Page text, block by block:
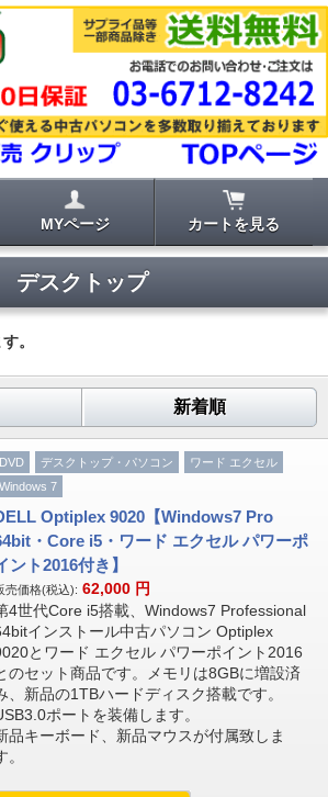
MYページ カートを見る
デスクトップ
。
新着順
DVD デスクトップ・パソコン
ワード エクセル
Windows 7
Optiplex 9020【Windows7 Pro
・Core i5・ワード エクセル パワーポ
ント2016付き】
売価格(税込): 62,000 円
4世代Core i5搭載、Windows7 Professional
インストール中古パソコン Optiplex
とワード エクセル パワーポイント2016
のセット商品です。メモリは8GBに増設済
、新品の1TBハードディスク搭載です。
ポートを装備します。
品キーボード、新品マウスが付属致しま
。